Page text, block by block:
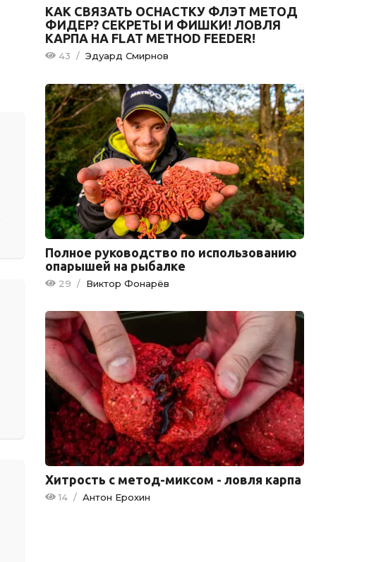
КАК СВЯЗАТЬ ОСНАСТКУ ФЛЭТ МЕТОД
ФИДЕР? СЕКРЕТЫ И ФИШКИ! ЛОВЛЯ
КАРПА НА FLAT METHOD FEEDER!
43 /Эдуард Смирнов
Полное руководство по использованию
опарышей на рыбалке
29 / Виктор Фонарёв
Хитрость с метод-миксом - ловля карпа
14 /Антон Ерохин